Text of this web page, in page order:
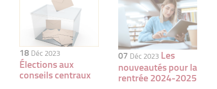
18 Déc 2023
Élections aux
conseils centraux
07 Déc 2023 Les
nouveautés pour la
rentrée 2024-2025